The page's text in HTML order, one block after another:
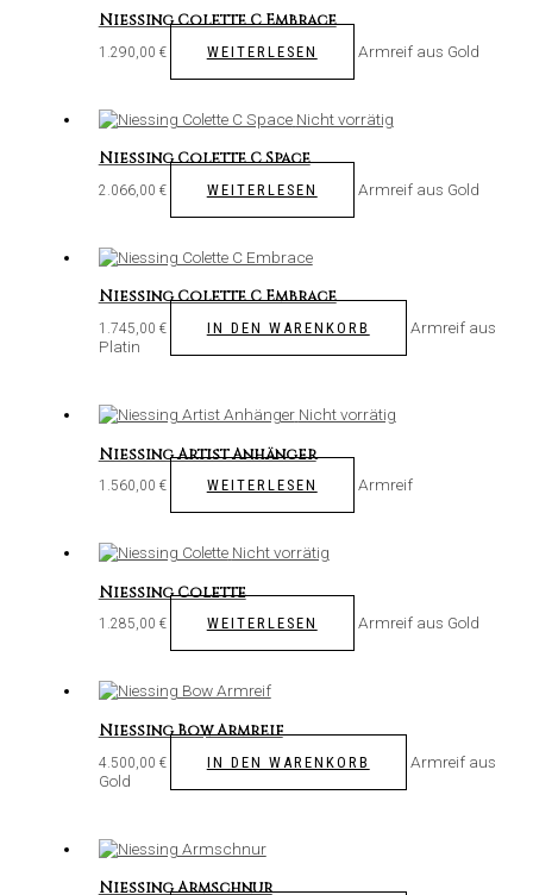
Niessing Colette C Embrace
1.290,00 € WEITERLESEN Armreif aus Gold
Nicht vorrätig
Niessing Colette C Space
2.066,00 € WEITERLESEN Armreif aus Gold
Niessing Colette C Embrace
1.745,00 € IN DEN WARENKORB
Armreif aus
Platin
Nicht vorrätig
Niessing Artist Anhänger
1.560,00 € WEITERLESEN Armreif
Nicht vorrätig
Niessing Colette
1.285,00 € WEITERLESEN Armreif aus Gold
Niessing Bow Armreif
4.500,00 € IN DEN WARENKORB
Armreif aus
Gold
Niessing Armschnur